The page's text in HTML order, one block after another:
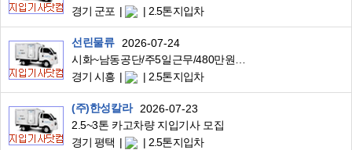
경기 군포
2.5톤지입차
선린물류
2026-07-24
경기 시흥
2.5톤지입차
(주)한성칼라
2026-07-23
2.5~3톤 카고차량 지입기사 모집
경기 평택
2.5톤지입차